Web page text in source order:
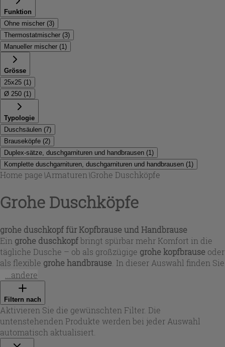
Funktion
Ohne mischer (3)
Thermostatmischer (3)
Manueller mischer (1)
Grösse
25x25 (1)
Ø 250 (1)
Typologie
Duschsäulen (7)
Brauseköpfe (2)
Duplex-sätze, duschgarnituren und handbrausen (1)
Komplette duschgarnituren, duschgarnituren und handbrausen (1)
Home page\Armaturen \Grohe Duschköpfe
Grohe Duschköpfe
grohe duschkopf für Kopfbrause und Handbrause
Ein grohe duschkopfbringt spürbar mehr Komfort in die
tägliche Dusche – ob als großzügige grohe kopfbrause oder
als flexible grohe handbrause . In dieser Auswahl finden Sie
runde und eckige Designs, passend zu modernen wie
klassischen Bädern, mit Durchmessern bis zum
duschkopf groß
Regenbild. Verfügbare Oberflächen wie Chrom und
Mattschwarz sorgen dafür, dass sich Ihre neuegrohe
brauseharmonisch in Armaturen, Fliesen und Accessoires
einfügt.
...andere
Filtern nach
Aktivieren Sie die gewünschten Filter. Die
untenstehenden Produkte werden bei jeder Auswahl
automatisch aktualisiert.